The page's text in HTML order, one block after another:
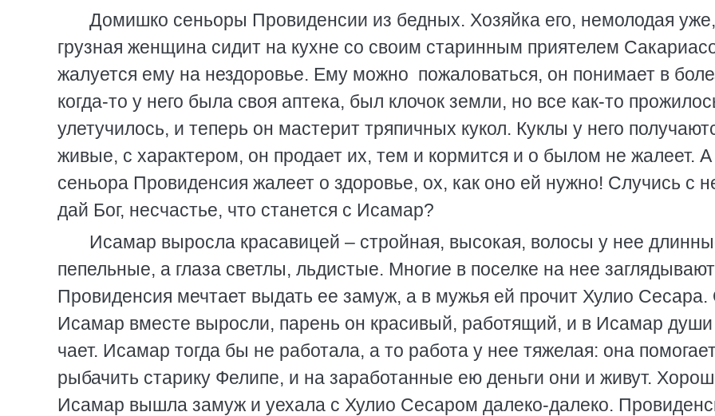
Домишко сеньоры Провиденсии из бедных. Хозяйка его, немолодая уже,
грузная женщина сидит на кухне со своим старинным приятелем
жалуется ему на нездоровье. Ему можно пожаловаться, он понимает в
когда-то у него была своя аптека, был клочок земли, но все как-то
улетучилось, и теперь он мастерит тряпичных кукол. Куклы у него
живые, с характером, он продает их, тем и кормится и о былом не жалеет. А
сеньора Провиденсия жалеет о здоровье, ох, как оно ей нужно! Случись с
дай Бог, несчастье, что станется с Исамар?
Исамар выросла красавицей – стройная, высокая, волосы у нее
пепельные, а глаза светлы, льдистые. Многие в поселке на нее
Провиденсия мечтает выдать ее замуж, а в мужья ей прочит Хулио Сесара.
Исамар вместе выросли, парень он красивый, работящий, и в Исамар
чает. Исамар тогда бы не работала, а то работа у нее тяжелая: она
рыбачить старику Фелипе, и на заработанные ею деньги они и живут.
Исамар вышла замуж и уехала с Хулио Сесаром далеко-далеко.